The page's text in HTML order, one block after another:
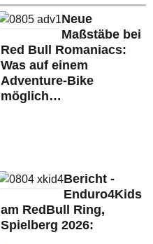
Neue
Maßstäbe bei
Red Bull Romaniacs:
Was auf einem
Adventure-Bike
möglich…
Bericht -
Enduro4Kids
am RedBull Ring,
Spielberg 2026: